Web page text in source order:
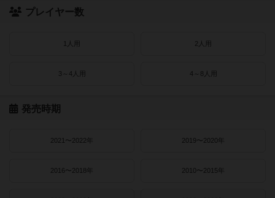
プレイヤー数
1人用 2人用
3～4人用 4～8人用
発売時期
2021〜2022年 2019〜2020年
2016〜2018年 2010〜2015年